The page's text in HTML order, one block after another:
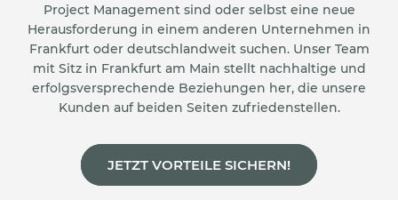
Project Management sind oder selbst eine neue
Herausforderung in einem anderen Unternehmen in
Frankfurt oder deutschlandweit suchen. Unser Team
mit Sitz in Frankfurt am Main stellt nachhaltige und
erfolgsversprechende Beziehungen her, die unsere
Kunden auf beiden Seiten zufriedenstellen.
JETZT VORTEILE SICHERN!